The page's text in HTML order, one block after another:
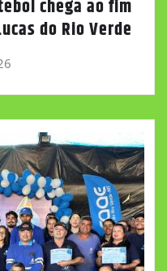
chega ao fim
do Rio Verde